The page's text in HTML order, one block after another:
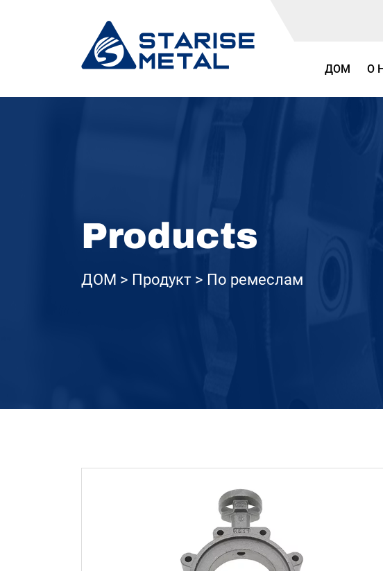
ДОМ О
Products
ДОМ Продукт По ремеслам